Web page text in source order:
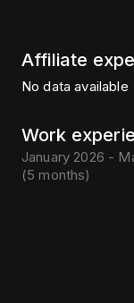
Affiliate
No data available
Work
January 2026 -
(5 months)